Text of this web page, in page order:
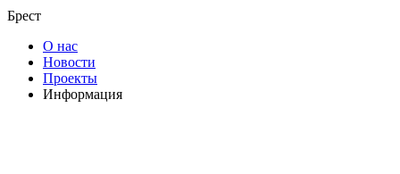
Брест
О нас
Новости
Проекты
Информация